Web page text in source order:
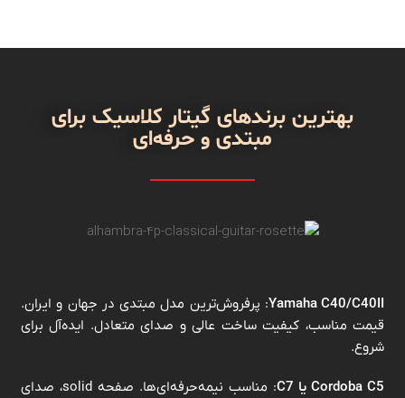
بهترین برندهای گیتار کلاسیک برای
مبتدی و حرفه‌ای
Yamaha C40/C40II: پرفروش‌ترین مدل مبتدی در جهان و ایران.
قیمت مناسب، کیفیت ساخت عالی و صدای متعادل. ایده‌آل برای
شروع.
Cordoba C5 یا C7
: مناسب نیمه‌حرفه‌ای‌ها. صفحه solid، صدای